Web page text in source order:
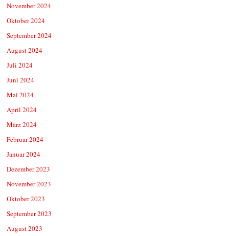
November 2024
Oktober 2024
September 2024
August 2024
Juli 2024
Juni 2024
Mai 2024
April 2024
März 2024
Februar 2024
Januar 2024
Dezember 2023
November 2023
Oktober 2023
September 2023
August 2023